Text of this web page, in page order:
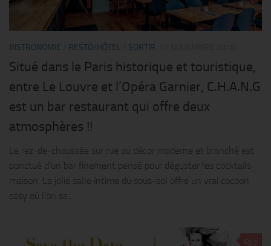
BISTRONOMIE RESTO/HÔTEL SORTIR
Situé dans le Paris historique et touristique,
entre Le Louvre et l’Opéra Garnier, C.H.A.N.G
est un bar restaurant qui offre deux
atmosphères !!
Le rez-de-chaussée sur rue au décor moderne et branché est
ponctué d’un bar finement pensé pour déguster les cocktails
maison. La jolie salle intime du sous-sol offre un vrai cocoon
cosy où l’on se...